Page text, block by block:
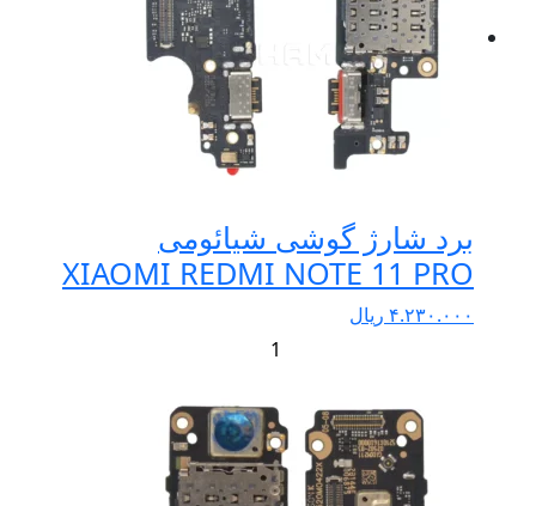
برد شارژ گوشی شیائومی
XIAOMI REDMI NOTE 11 PRO
۴.۲۳۰.۰۰۰ ریال
+